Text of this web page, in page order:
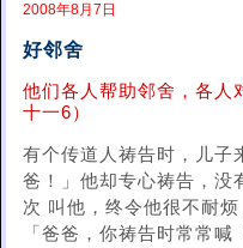
2008年8月7日
好邻舍
他们各人帮助邻舍，各人
十一6）
有个传道人祷告时，儿子
爸！」他却专心祷告，没
次 叫他，终令他很不耐
「爸爸，你祷告时常常